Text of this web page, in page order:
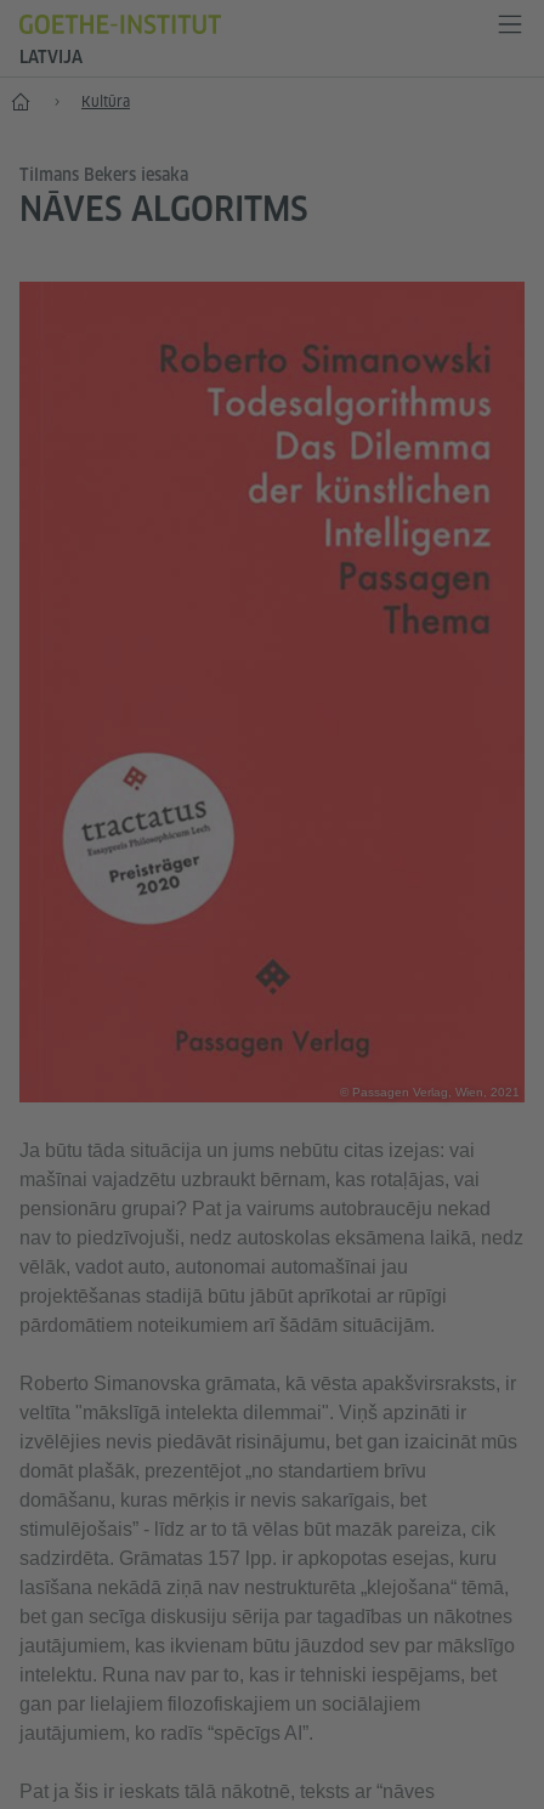
LATVIJA
Sākums Kultūra
Tilmans Bekers iesaka
NĀVES ALGORITMS
© Passagen Verlag, Wien, 2021
Ja būtu tāda situācija un jums nebūtu citas izejas: vai
mašīnai vajadzētu uzbraukt bērnam, kas rotaļājas, vai
pensionāru grupai? Pat ja vairums autobraucēju nekad
nav to piedzīvojuši, nedz autoskolas eksāmena laikā, nedz
vēlāk, vadot auto, autonomai automašīnai jau
projektēšanas stadijā būtu jābūt aprīkotai ar rūpīgi
pārdomātiem noteikumiem arī šādām situācijām.
Roberto Simanovska grāmata, kā vēsta apakšvirsraksts, ir
veltīta "mākslīgā intelekta dilemmai". Viņš apzināti ir
izvēlējies nevis piedāvāt risinājumu, bet gan izaicināt mūs
domāt plašāk, prezentējot „no standartiem brīvu
domāšanu, kuras mērķis ir nevis sakarīgais, bet
stimulējošais” - līdz ar to tā vēlas būt mazāk pareiza, cik
sadzirdēta. Grāmatas 157 lpp. ir apkopotas esejas, kuru
lasīšana nekādā ziņā nav nestrukturēta „klejošana“ tēmā,
bet gan secīga diskusiju sērija par tagadības un nākotnes
jautājumiem, kas ikvienam būtu jāuzdod sev par mākslīgo
intelektu. Runa nav par to, kas ir tehniski iespējams, bet
gan par lielajiem filozofiskajiem un sociālajiem
jautājumiem, ko radīs “spēcīgs AI”.
Pat ja šis ir ieskats tālā nākotnē, teksts ar “nāves